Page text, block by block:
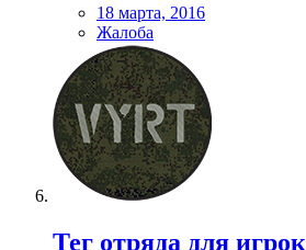
18 марта, 2016
Жалоба
Тег отряда для